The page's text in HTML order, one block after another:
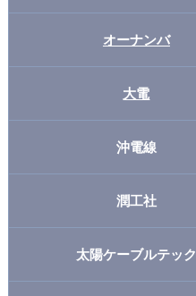
オーナンバ
大電
沖電線
潤工社
太陽ケーブルテック